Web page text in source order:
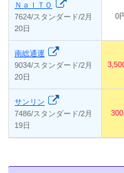
ＮａＩＴＯ
7624/スタンダード/2月
20日
0
南総通運
9034/スタンダード/2月
20日
サンリン
7486/スタンダード/2月
19日